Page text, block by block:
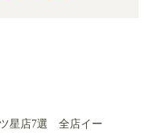
星店7選 全店イー